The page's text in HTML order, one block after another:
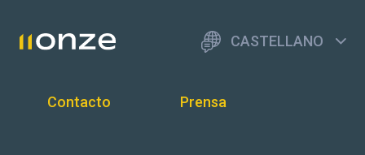
CASTELLANO
Contacto Prensa